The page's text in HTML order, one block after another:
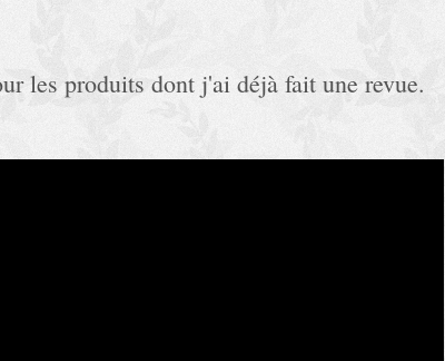
les produits dont j'ai déjà fait une revue.